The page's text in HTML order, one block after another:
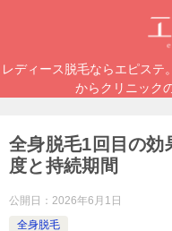
レディース脱毛ならエピステ
からクリニック
全身脱毛1回目の効
度と持続期間
公開日： 2026年6月1日
全身脱毛